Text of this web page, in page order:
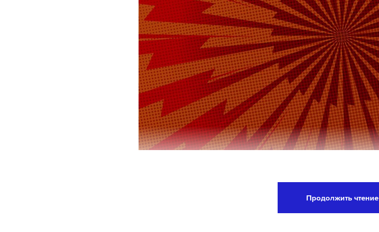
Продолжить чтение